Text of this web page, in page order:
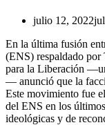
julio 12, 2022
En la última fusión
(ENS) respaldado por
para la Liberación
— anunció que la
Este movimiento fue
del ENS en los
ideológicas y de